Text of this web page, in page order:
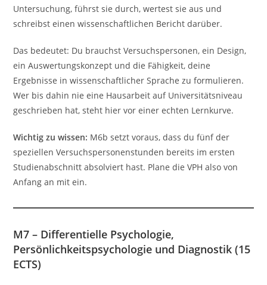
Untersuchung, führst sie durch, wertest sie aus und
schreibst einen wissenschaftlichen Bericht darüber.
Das bedeutet: Du brauchst Versuchspersonen, ein Design,
ein Auswertungskonzept und die Fähigkeit, deine
Ergebnisse in wissenschaftlicher Sprache zu formulieren.
Wer bis dahin nie eine Hausarbeit auf Universitätsniveau
geschrieben hat, steht hier vor einer echten Lernkurve.
Wichtig zu wissen: M6b setzt voraus, dass du fünf der
speziellen Versuchspersonenstunden bereits im ersten
Studienabschnitt absolviert hast. Plane die VPH also von
Anfang an mit ein.
M7 – Differentielle Psychologie,
Persönlichkeitspsychologie und Diagnostik (15
ECTS)